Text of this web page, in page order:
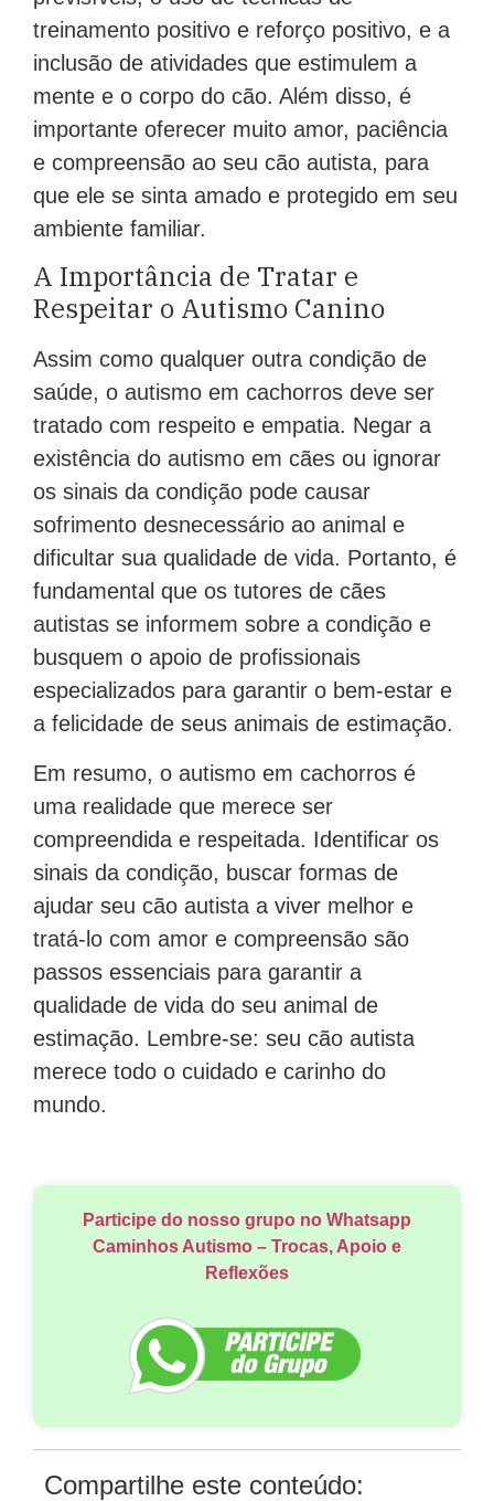
treinamento positivo e reforço positivo, e a
inclusão de atividades que estimulem a
mente e o corpo do cão. Além disso, é
importante oferecer muito amor, paciência
e compreensão ao seu cão autista, para
que ele se sinta amado e protegido em seu
ambiente familiar.
A Importância de Tratar e
Respeitar o Autismo Canino
Assim como qualquer outra condição de
saúde, o autismo em cachorros deve ser
tratado com respeito e empatia. Negar a
existência do autismo em cães ou ignorar
os sinais da condição pode causar
sofrimento desnecessário ao animal e
dificultar sua qualidade de vida. Portanto, é
fundamental que os tutores de cães
autistas se informem sobre a condição e
busquem o apoio de profissionais
especializados para garantir o bem-estar e
a felicidade de seus animais de estimação.
Em resumo, o autismo em cachorros é
uma realidade que merece ser
compreendida e respeitada. Identificar os
sinais da condição, buscar formas de
ajudar seu cão autista a viver melhor e
tratá-lo com amor e compreensão são
passos essenciais para garantir a
qualidade de vida do seu animal de
estimação. Lembre-se: seu cão autista
merece todo o cuidado e carinho do
mundo.
Participe do nosso grupo no Whatsapp
Caminhos Autismo – Trocas, Apoio e
Reflexões
Compartilhe este conteúdo: